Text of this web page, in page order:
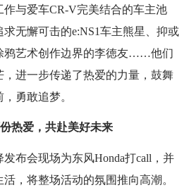
与爱车CR-V完美结合的车主池
无懈可击的e:NS1车主熊星、抑或
鸦艺术创作边界的李徳友……他们
进一步传递了热爱的力量，鼓舞
勇敢追梦。
热爱，共赴美好未来
会现场为东风Honda打call，并
，将整场活动的氛围推向高潮。